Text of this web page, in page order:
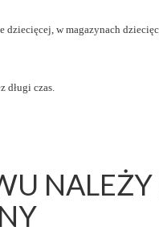
w magazynach
długi czas.